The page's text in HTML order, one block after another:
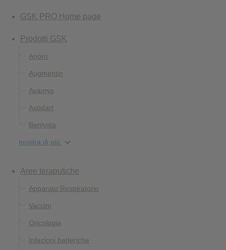
GSK PRO Home page
Prodotti GSK
Anoro
Augmentin
Avamys
Avodart
Benlysta
mostra di più
Aree teraputiche
Apparato Respiratorio
Vaccini
Oncologia
Infezioni batteriche